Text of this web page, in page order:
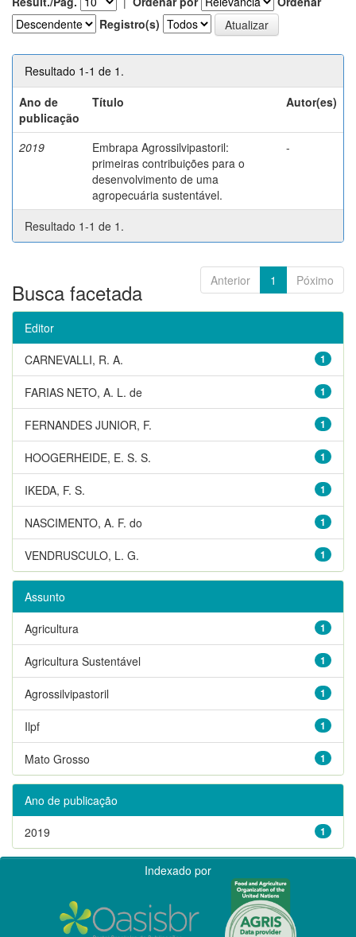
Registro(s)
Resultado 1-1 de 1.
Ano de
publicação
Título Autor(es)
2019
Embrapa Agrossilvipastoril:
primeiras contribuições para o
desenvolvimento de uma
agropecuária sustentável.
-
Resultado 1-1 de 1.
Anterior 1 Póximo
Busca facetada
Editor
1
CARNEVALLI, R. A.
1
FARIAS NETO, A. L. de
1
FERNANDES JUNIOR, F.
1
HOOGERHEIDE, E. S. S.
1
IKEDA, F. S.
1
NASCIMENTO, A. F. do
1
VENDRUSCULO, L. G.
Assunto
1
Agricultura
1
Agricultura Sustentável
1
Agrossilvipastoril
1
Ilpf
1
Mato Grosso
Ano de publicação
1
2019
Indexado por